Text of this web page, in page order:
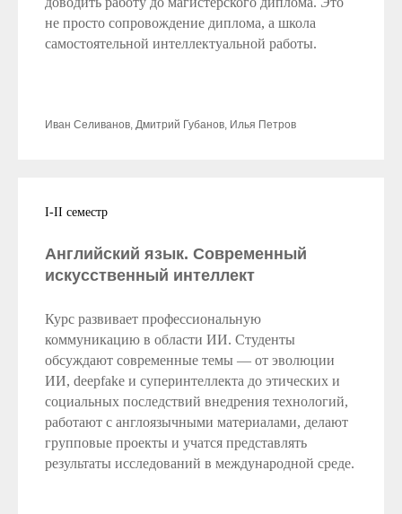
не просто сопровождение диплома, а школа
самостоятельной интеллектуальной работы.
Иван Селиванов, Дмитрий Губанов, Илья Петров
I-II семестр
Английский язык. Современный
искусственный интеллект
Курс развивает профессиональную
коммуникацию в области ИИ. Студенты
обсуждают современные темы — от эволюции
ИИ, deepfake и суперинтеллекта до этических и
социальных последствий внедрения технологий,
работают с англоязычными материалами, делают
групповые проекты и учатся представлять
результаты исследований в международной среде.